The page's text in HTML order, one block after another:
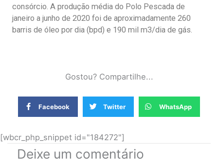
consórcio. A produção média do Polo Pescada de
janeiro a junho de 2020 foi de aproximadamente 260
barris de óleo por dia (bpd) e 190 mil m3/dia de gás.
Gostou? Compartilhe...
Facebook Twitter WhatsApp
[wbcr_php_snippet id="184272"]
Deixe um comentário